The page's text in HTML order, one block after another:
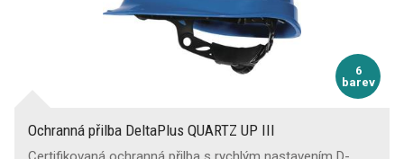
6
barev
Ochranná přilba DeltaPlus QUARTZ UP III